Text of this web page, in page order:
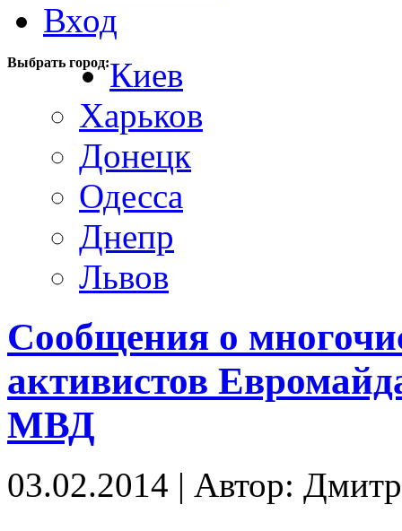
Вход
Выбрать город:Киев
Харьков
Донецк
Одесса
Днепр
Львов
Сообщения о
активистов
МВД
03.02.2014 | Автор: